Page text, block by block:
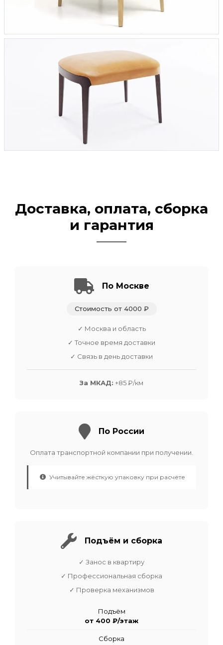
Доставка, оплата, сборка
и гарантия
По Москве
Стоимость от 4000 ₽
✓ Москва и область
✓ Точное время доставки
✓ Связь в день доставки
За МКАД: +85 ₽/км
По России
Оплата транспортной компании при получении.
Учитывайте жёсткую упаковку при расчёте
Подъём и сборка
✓ Занос в квартиру
✓ Профессиональная сборка
✓ Проверка механизмов
Подъём
от 400 ₽/этаж
Сборка